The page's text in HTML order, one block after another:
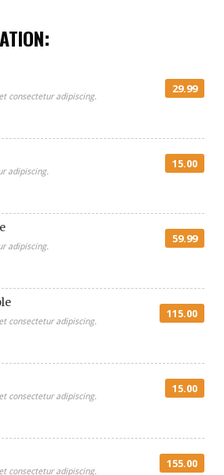
29.99
consectetur adipiscing.
15.00
adipiscing.
59.99
adipiscing.
115.00
consectetur adipiscing.
15.00
consectetur adipiscing.
155.00
consectetur adipiscing.
de la Tasqueta
anything
chatting with an AI assistant, not a person.